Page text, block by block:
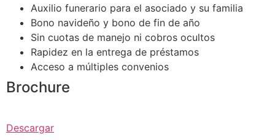
Auxilio funerario para el asociado y su familia
Bono navideño y bono de fin de año
Sin cuotas de manejo ni cobros ocultos
Rapidez en la entrega de préstamos
Acceso a múltiples convenios
Brochure
Descargar